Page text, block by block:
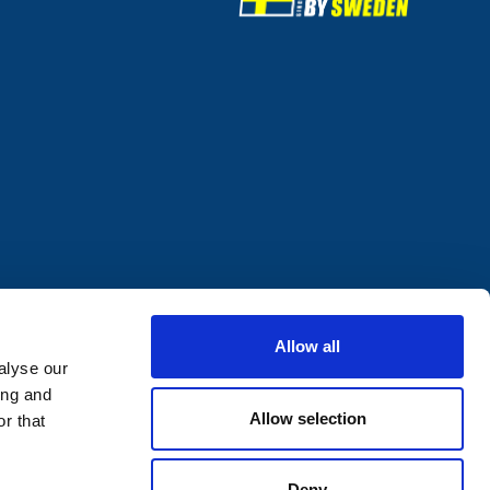
our
and
that
Allow all
Allow selection